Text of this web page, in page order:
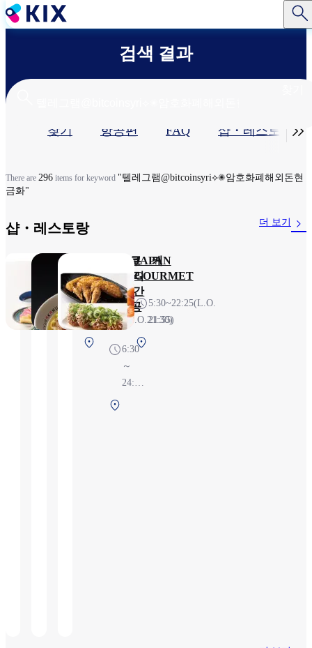
주
요
로
건
검색 결과
탭
찾기 항공편 FAQ 샵・레스토랑​ 
There are 296 items for keyword "텔레그램@bitcoinsyri⟡✺암호화폐해외돈현
금화"
샵・레스토랑​ 더 보기
돈카츠 와코 케
이테이
7:00～
22:00（L.O.21:30)
제1터미널 2F
카무쿠
라 프리
미엄 간
사이공
항점
6:30
～
24:55
JAPAN
GOURMET
5:30~22:25(L.O.
21:55)